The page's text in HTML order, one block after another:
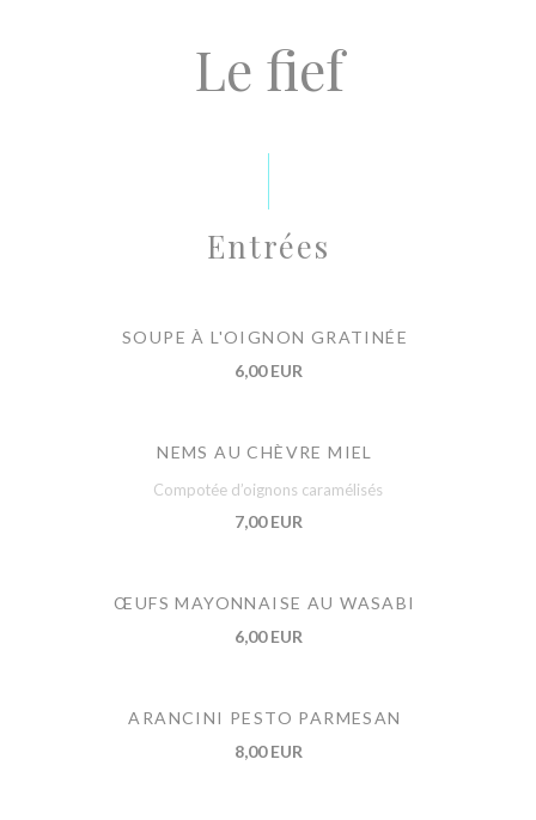
Le fief
Entrées
SOUPE À L'OIGNON GRATINÉE
6,00 EUR
NEMS AU CHÈVRE MIEL
Compotée d’oignons caramélisés
7,00 EUR
ŒUFS MAYONNAISE AU WASABI
6,00 EUR
ARANCINI PESTO PARMESAN
8,00 EUR